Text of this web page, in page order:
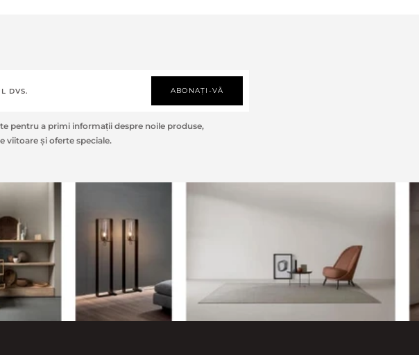
ABONAȚI-VĂ
pentru a primi informații despre noile produse,
viitoare și oferte speciale.